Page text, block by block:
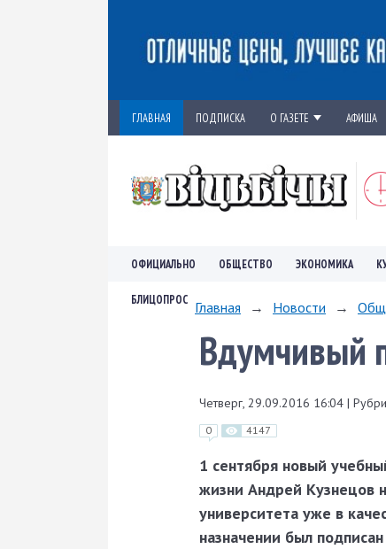
ГЛАВНАЯ ПОДПИСКА О ГАЗЕТЕ АФИША
ОФИЦИАЛЬНО ОБЩЕСТВО ЭКОНОМИКА
БЛИЦОПРОС Главная → Новости →
Вдумчивый
Четверг, 29.09.2016 16:04 |
0 4147
1 сентября новый
жизни Андрей Кузнецов
университета уже в
назначении был